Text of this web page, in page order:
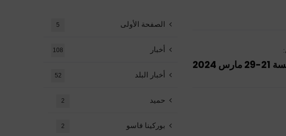
2024
الصفحة الأولى 5
أخبار 108
أخبار البلد 52
حميد 2
بوركينا فاسو 2